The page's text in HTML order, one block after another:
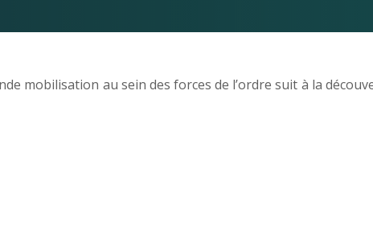
mobilisation au sein des forces de l’ordre suit à la